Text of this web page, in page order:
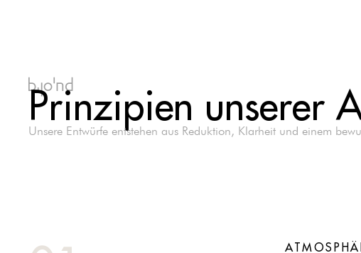
bjond
Prinzipien unserer
Unsere Entwürfe entstehen aus Reduktion, Klarheit und einem